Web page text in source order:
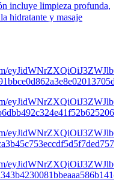
incluye limpieza profunda,
hidratante y masaje